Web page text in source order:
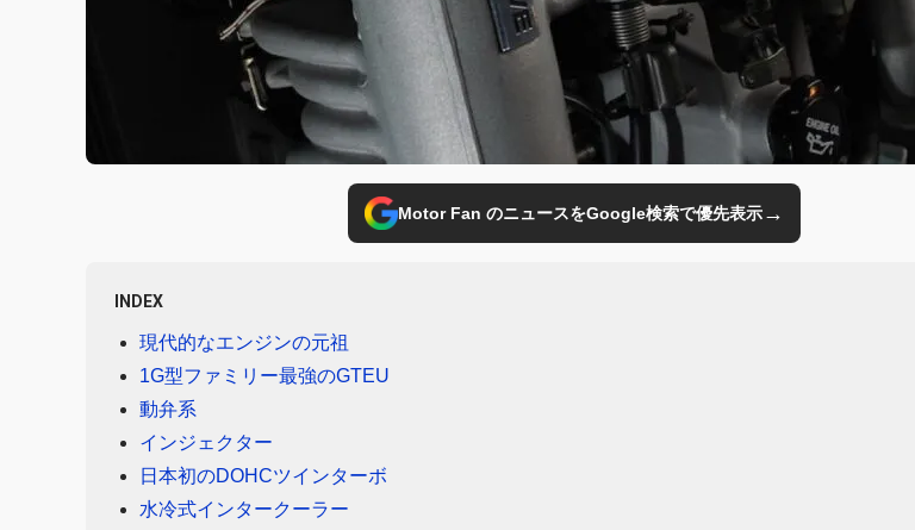
Motor Fan のニュースをGoogle検索で優先表示→
INDEX
現代的なエンジンの元祖
1G型ファミリー最強のGTEU
動弁系
インジェクター
日本初のDOHCツインターボ
水冷式インタークーラー